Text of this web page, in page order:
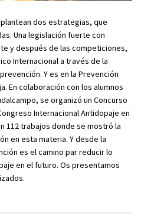
dos estrategias, que
Una legislación fuerte con
y después de las competiciones,
Internacional a través de la
Y es en la Prevención
En colaboración con los alumnos
se organizó un Concurso
Internacional Antidopaje en
112 trabajos donde se mostró la
en esta materia. Y desde la
es el camino par reducir lo
en el futuro. Os presentamos